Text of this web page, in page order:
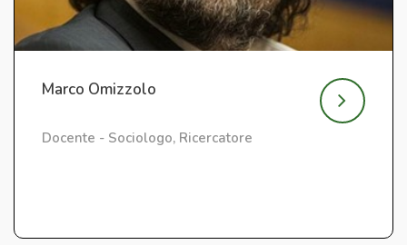
Marco Omizzolo
Docente - Sociologo, Ricercatore